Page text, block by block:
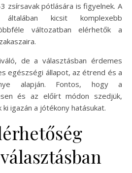
zsírsavak pótlására is figyelnek. A
általában kicsit komplexebb
változatban elérhetők a
de a választásban érdemes
egészségi állapot, az étrend és a
alapján. Fontos, hogy a
és az előírt módon szedjük,
igazán a jótékony hatásukat.